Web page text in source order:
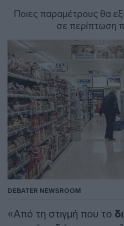
Ποιες παραμέτρους θα
σε περίπτωση
DEBATER NEWSROOM
«Από τη στιγμή που το